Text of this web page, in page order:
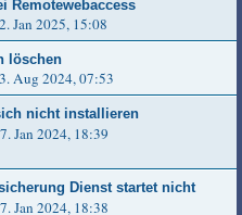
Remotewebaccess
Jan 2025, 15:08
löschen
Aug 2024, 07:53
nicht installieren
Jan 2024, 18:39
Dienst startet nicht
Jan 2024, 18:38